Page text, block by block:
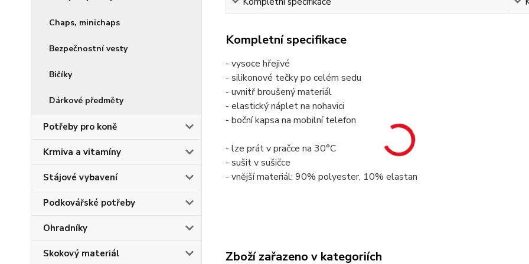
Chaps, minichaps
Bezpečnostní vesty
Bičíky
Dárkové předměty
Potřeby pro koně
Krmiva a vitamíny
Stájové vybavení
Podkovářské potřeby
Ohradníky
Skokový materiál
Kompletní specifikace
- vysoce hřejivé
- silikonové tečky po celém sedu
- uvnitř broušený materiál
- elastický náplet na nohavici
- boční kapsa na mobilní telefon
- lze prát v pračce na 30°C
- sušit v sušičce
- vnější materiál: 90% polyester, 10% elastan
Zboží zařazeno v kategoriích